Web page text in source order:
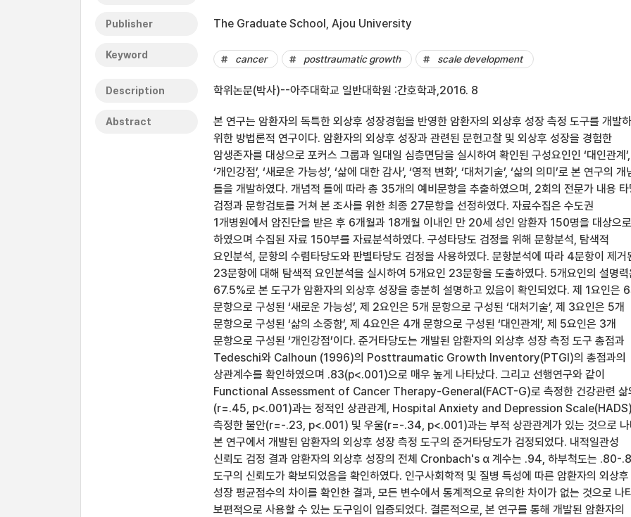
Publisher The Graduate School, Ajou University
Keyword cancer posttraumatic growth scale development
Description 학위논문(박사)--아주대학교 일반대학원 :간호학과,2016. 8
Abstract
본 연구는 암환자의 독특한 외상후 성장경험을 반영한 암환자의 외상후 성장 측정 도구를 개발하
위한 방법론적 연구이다. 암환자의 외상후 성장과 관련된 문헌고찰 및 외상후 성장을 경험한
암생존자를 대상으로 포커스 그룹과 일대일 심층면담을 실시하여 확인된 구성요인인 ‘대인관계’,
‘개인강점’, ‘새로운 가능성’, ‘삶에 대한 감사’, ‘영적 변화’, ‘대처기술’, ‘삶의 의미’로 본 연구의 개
틀을 개발하였다. 개념적 틀에 따라 총 35개의 예비문항을 추출하였으며, 2회의 전문가 내용 타
검정과 문항검토를 거쳐 본 조사를 위한 최종 27문항을 선정하였다. 자료수집은 수도권
1개병원에서 암진단을 받은 후 6개월과 18개월 이내인 만 20세 성인 암환자 150명을 대상으로
하였으며 수집된 자료 150부를 자료분석하였다. 구성타당도 검정을 위해 문항분석, 탐색적
요인분석, 문항의 수렴타당도와 판별타당도 검정을 사용하였다. 문항분석에 따라 4문항이 제거
23문항에 대해 탐색적 요인분석을 실시하여 5개요인 23문항을 도출하였다. 5개요인의 설명력
67.5%로 본 도구가 암환자의 외상후 성장을 충분히 설명하고 있음이 확인되었다. 제 1요인은 6
문항으로 구성된 ‘새로운 가능성’, 제 2요인은 5개 문항으로 구성된 ‘대처기술’, 제 3요인은 5개
문항으로 구성된 ‘삶의 소중함’, 제 4요인은 4개 문항으로 구성된 ‘대인관계’, 제 5요인은 3개
문항으로 구성된 ‘개인강점’이다. 준거타당도는 개발된 암환자의 외상후 성장 측정 도구 총점과
Tedeschi와 Calhoun (1996)의 Posttraumatic Growth Inventory(PTGI)의 총점과의
상관계수를 확인하였으며 .83(p<.001)으로 매우 높게 나타났다. 그리고 선행연구와 같이
Functional Assessment of Cancer Therapy-General(FACT-G)로 측정한 건강관련 삶
(r=.45, p<.001)과는 정적인 상관관계, Hospital Anxiety and Depression
측정한 불안(r=-.23, p<.001) 및 우울(r=-.34, p<.001)과는 부적 상관관계가 있는 것으로 나
본 연구에서 개발된 암환자의 외상후 성장 측정 도구의 준거타당도가 검정되었다. 내적일관성
신뢰도 검정 결과 암환자의 외상후 성장의 전체 Cronbach's α 계수는 .94, 하부척도는 .80-
도구의 신뢰도가 확보되었음을 확인하였다. 인구사회학적 및 질병 특성에 따른 암환자의 외상후
성장 평균점수의 차이를 확인한 결과, 모든 변수에서 통계적으로 유의한 차이가 없는 것으로 나
보편적으로 사용할 수 있는 도구임이 입증되었다. 결론적으로, 본 연구를 통해 개발된 암환자의